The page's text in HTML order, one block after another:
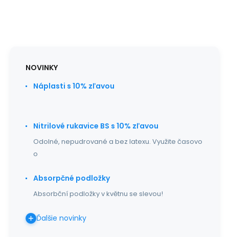
NOVINKY
Náplasti s 10% zľavou
Nitrilové rukavice BS s 10% zľavou
Odolné, nepudrované a bez latexu. Využite časovo
o
Absorpčné podložky
Absorbční podložky v květnu se slevou!
Ďalšie novinky